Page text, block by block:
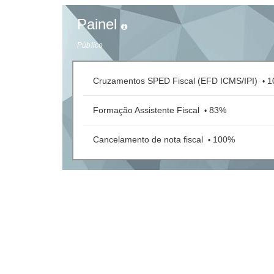
Painel
Público
Cruzamentos SPED Fiscal (EFD ICMS/IPI) •
Formação Assistente Fiscal • 83%
Cancelamento de nota fiscal • 100%